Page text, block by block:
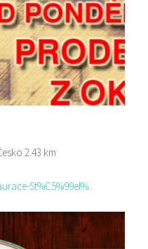
2.43 km
St%C5%99el%...